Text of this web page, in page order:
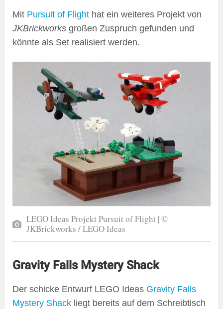
Mit Pursuit of Flight hat ein weiteres Projekt von
JKBrickworks großen Zuspruch gefunden und
könnte als Set realisiert werden.
LEGO Ideas Projekt Pursuit of Flight | ©
JKBrickworks / LEGO Ideas
Gravity Falls Mystery Shack
Der schicke Entwurf LEGO Ideas Gravity Falls
Mystery Shack liegt bereits auf dem Schreibtisch